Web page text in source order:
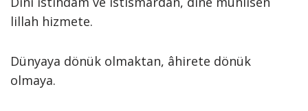
lillah hizmete.
Dünyaya dönük olmaktan, âhirete dönük
olmaya.